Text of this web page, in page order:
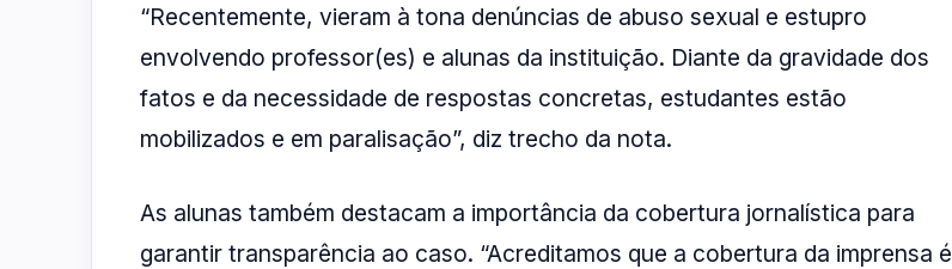
“Recentemente, vieram à tona denúncias de abuso sexual e estupro
envolvendo professor(es) e alunas da instituição. Diante da gravidade dos
fatos e da necessidade de respostas concretas, estudantes estão
mobilizados e em paralisação”, diz trecho da nota.
As alunas também destacam a importância da cobertura jornalística para
garantir transparência ao caso. “Acreditamos que a cobertura da imprensa é